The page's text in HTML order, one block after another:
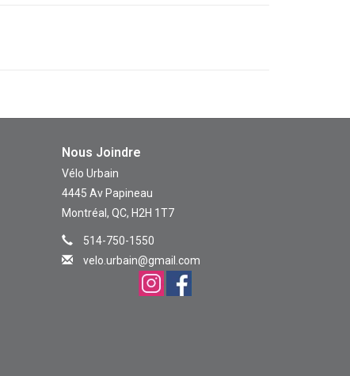
Nous Joindre
Vélo Urbain
4445 Av Papineau
Montréal, QC, H2H 1T7
514-750-1550
velo.urbain@gmail.com